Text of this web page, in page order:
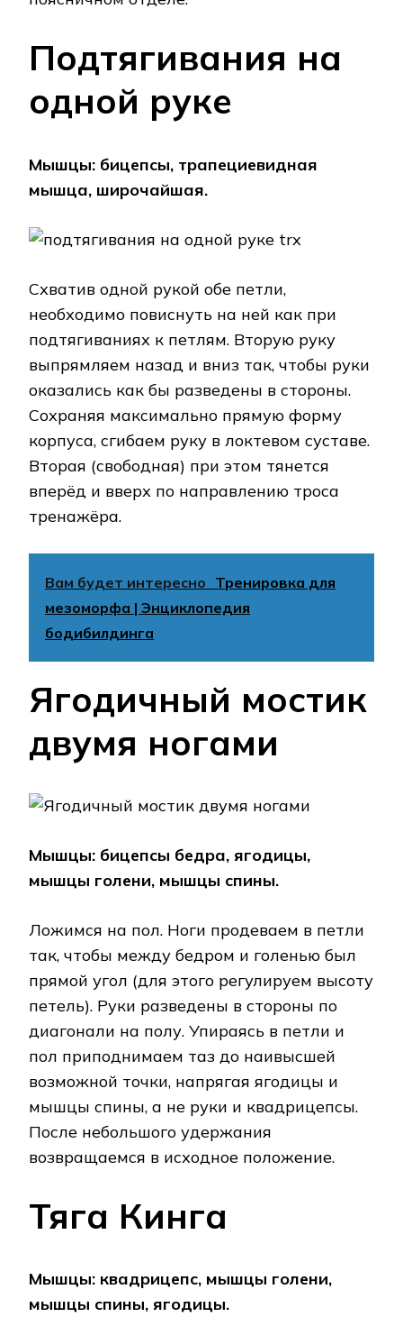
Подтягивания на
одной руке
Мышцы: бицепсы, трапециевидная
мышца, широчайшая.
Схватив одной рукой обе петли,
необходимо повиснуть на ней как при
подтягиваниях к петлям. Вторую руку
выпрямляем назад и вниз так, чтобы руки
оказались как бы разведены в стороны.
Сохраняя максимально прямую форму
корпуса, сгибаем руку в локтевом суставе.
Вторая (свободная) при этом тянется
вперёд и вверх по направлению троса
тренажёра.
Вам будет интересно Тренировка для
мезоморфа | Энциклопедия
бодибилдинга
Ягодичный мостик
двумя ногами
Мышцы: бицепсы бедра, ягодицы,
мышцы голени, мышцы спины.
Ложимся на пол. Ноги продеваем в петли
так, чтобы между бедром и голенью был
прямой угол (для этого регулируем высоту
петель). Руки разведены в стороны по
диагонали на полу. Упираясь в петли и
пол приподнимаем таз до наивысшей
возможной точки, напрягая ягодицы и
мышцы спины, а не руки и квадрицепсы.
После небольшого удержания
возвращаемся в исходное положение.
Тяга Кинга
Мышцы: квадрицепс, мышцы голени,
мышцы спины, ягодицы.